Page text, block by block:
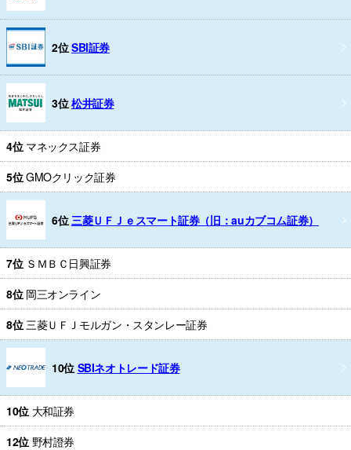
2位SBI証券
3位松井証券
4位 マネックス証券
5位GMOクリック証券
6位 三菱ＵＦＪｅスマート証券（旧：auカブコム証券）
7位 ＳＭＢＣ日興証券
8位 岡三オンライン
8位 三菱ＵＦＪモルガン・スタンレー証券
10位 SBIネオトレード証券
10位 大和証券
12位 野村證券